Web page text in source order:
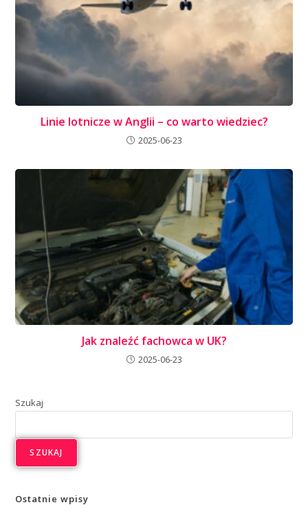
Linie lotnicze w Anglii – co warto wiedziec?
2025-06-23
Jak znaleźć fachowca w UK?
2025-06-23
Szukaj
SZUKAJ
Ostatnie wpisy